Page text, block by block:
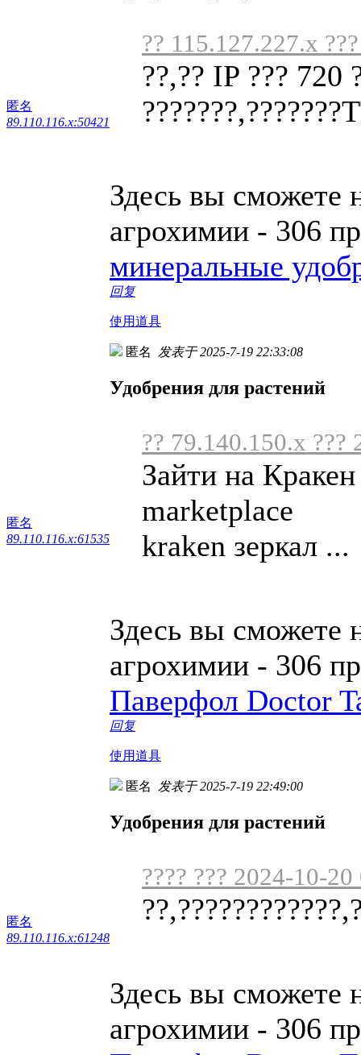
匿名
89.110.116.x:50421
?? 115.127.227.x
??,?? IP ??? 720
Здесь вы сможете
агрохимии - 306
минеральные
回复
使用道具
匿名
89.110.116.x:61535
匿名 发表于 2025-7-19 22:33:08
Удобрения для растений
?? 79.140.150.x ???
Зайти на
marketplace
kraken зеркал ...
Здесь вы сможете
агрохимии - 306
Паверфол Doctor
回复
使用道具
匿名
89.110.116.x:61248
匿名 发表于 2025-7-19 22:49:00
Удобрения для растений
???? ??? 2024-10-
Здесь вы сможете
агрохимии - 306